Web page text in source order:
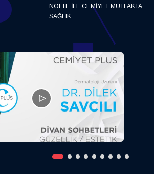
NOLTE ILE CEMIYET MUTFAKTA
SAĞLIK